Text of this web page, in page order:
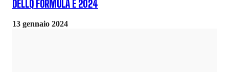
DELLQ FORMULA E 2024
13 gennaio 2024